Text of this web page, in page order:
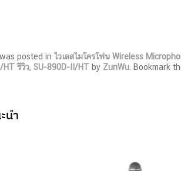
posted in ไวเลสไมโครโฟน Wireless
HT รีวิว SU-890D-II/HT by ZunWu . Bookmark
นำ